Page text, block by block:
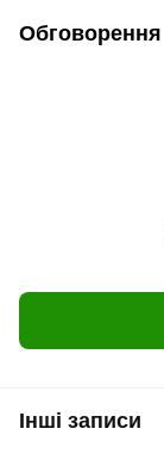
Обговорення
Інші записи